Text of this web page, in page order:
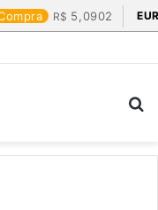
5,0902
a pena